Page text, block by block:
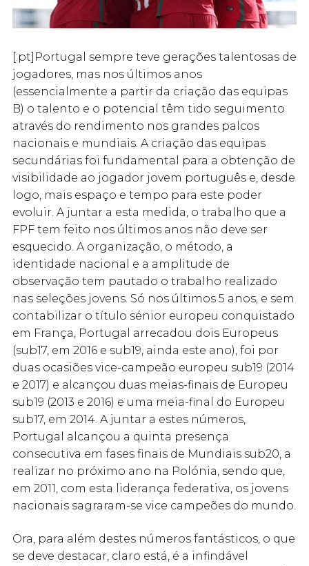
[:pt]Portugal sempre teve gerações talentosas de
jogadores, mas nos últimos anos
(essencialmente a partir da criação das equipas
B) o talento e o potencial têm tido seguimento
através do rendimento nos grandes palcos
nacionais e mundiais. A criação das equipas
secundárias foi fundamental para a obtenção de
visibilidade ao jogador jovem português e, desde
logo, mais espaço e tempo para este poder
evoluir. A juntar a esta medida, o trabalho que a
FPF tem feito nos últimos anos não deve ser
esquecido. A organização, o método, a
identidade nacional e a amplitude de
observação tem pautado o trabalho realizado
nas seleções jovens. Só nos últimos 5 anos, e sem
contabilizar o título sénior europeu conquistado
em França, Portugal arrecadou dois Europeus
(sub17, em 2016 e sub19, ainda este ano), foi por
duas ocasiões vice-campeão europeu sub19 (2014
e 2017) e alcançou duas meias-finais de Europeu
sub19 (2013 e 2016) e uma meia-final do Europeu
sub17, em 2014. A juntar a estes números,
Portugal alcançou a quinta presença
consecutiva em fases finais de Mundiais sub20, a
realizar no próximo ano na Polónia, sendo que,
em 2011, com esta liderança federativa, os jovens
nacionais sagraram-se vice campeões do mundo.
Ora, para além destes números fantásticos, o que
se deve destacar, claro está, é a infindável